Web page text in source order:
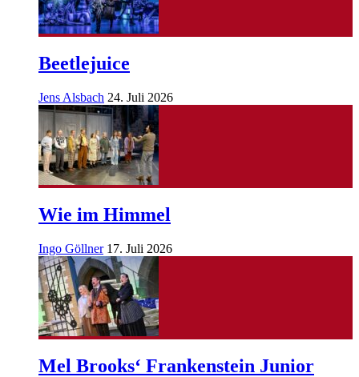
Beetlejuice
Jens Alsbach 24. Juli 2026
Wie im Himmel
Ingo Göllner 17. Juli 2026
Mel Brooks‘ Frankenstein Junior